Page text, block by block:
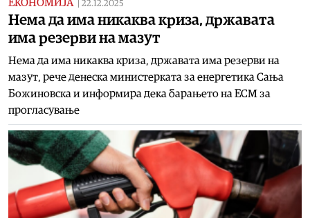
ЕКОНОМИЈА 22.12.2025
Нема да има никаква криза, државата
има резерви на мазут
Нема да има никаква криза, државата има резерви на
мазут, рече денеска министерката за енергетика Сања
Божиновска и информира дека барањето на ЕСМ за
прогласување